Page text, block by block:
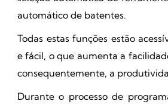
automático de batentes.
Todas estas funções estão
e fácil, o que aumenta a
consequentemente, a
Durante o processo de